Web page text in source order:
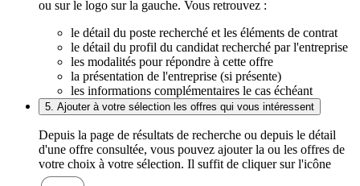
ou sur le logo sur la gauche. Vous retrouvez :
le détail du poste recherché et les éléments de contrat
le détail du profil du candidat recherché par l'entreprise
les modalités pour répondre à cette offre
la présentation de l'entreprise (si présente)
les informations complémentaires le cas échéant
5. Ajouter à votre sélection les offres qui vous intéressent
Depuis la page de résultats de recherche ou depuis le détail
d'une offre consultée, vous pouvez ajouter la ou les offres de
votre choix à votre sélection. Il suffit de cliquer sur l'icône